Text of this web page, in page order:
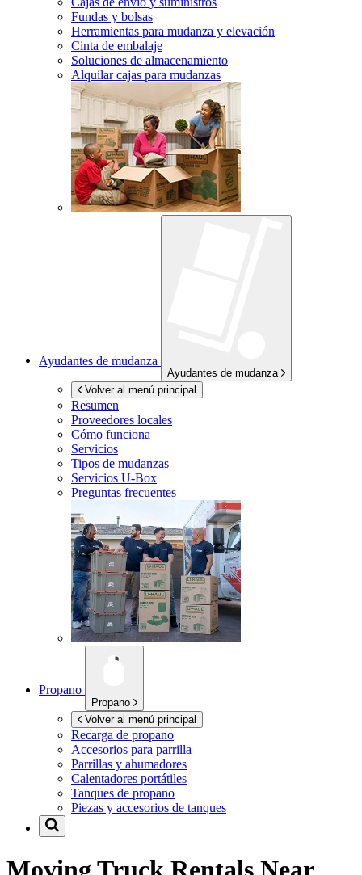
Fundas y bolsas
Herramientas para mudanza y elevación
Cinta de embalaje
Soluciones de almacenamiento
Alquilar cajas para mudanzas
Ayudantes de mudanza
Ayudantes de mudanza
Volver al menú principal
Resumen
Proveedores locales
Cómo funciona
Servicios
Tipos de mudanzas
Servicios U-Box
Preguntas frecuentes
Propano
Propano
Volver al menú principal
Recarga de propano
Accesorios para parrilla
Parrillas y ahumadores
Calentadores portátiles
Tanques de propano
Piezas y accesorios de tanques
Moving Truck Rentals Near